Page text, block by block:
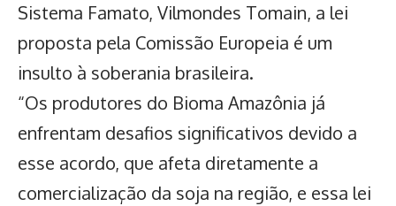
Sistema Famato, Vilmondes Tomain, a lei
proposta pela Comissão Europeia é um
insulto à soberania brasileira.
“Os produtores do Bioma Amazônia já
enfrentam desafios significativos devido a
esse acordo, que afeta diretamente a
comercialização da soja na região, e essa lei